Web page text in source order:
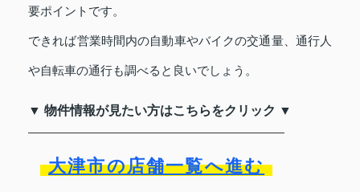
要ポイントです。
できれば営業時間内の自動車やバイクの交通量、通行人
や自転車の通行も調べると良いでしょう。
▼ 物件情報が見たい方はこちらをクリック ▼
大津市の店舗一覧へ進む